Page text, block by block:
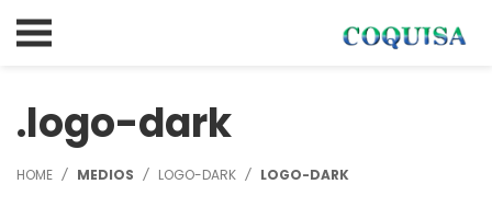
logo-dark
HOME MEDIOS LOGO-DARK LOGO-DARK